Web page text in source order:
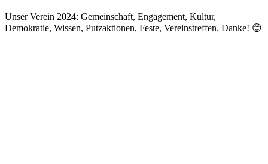
Unser Verein 2024: Gemeinschaft, Engagement, Kultur,
Demokratie, Wissen, Putzaktionen, Feste, Vereinstreffen. Danke! 😊